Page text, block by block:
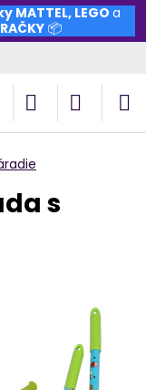
MATTEL, LEGO a
📦
s